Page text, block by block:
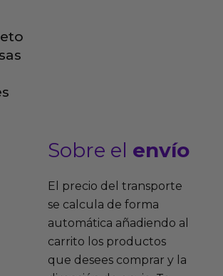
Sobre el envío
El precio del transporte
se calcula de forma
automática añadiendo al
carrito los productos
que desees comprar y la